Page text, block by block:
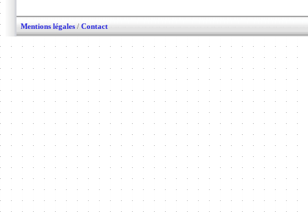
Mentions légales / Contact